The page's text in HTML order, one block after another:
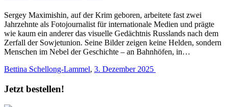
Sergey Maximishin, auf der Krim geboren, arbeitete fast zwei
Jahrzehnte als Fotojournalist für internationale Medien und prägte
wie kaum ein anderer das visuelle Gedächtnis Russlands nach dem
Zerfall der Sowjetunion. Seine Bilder zeigen keine Helden, sondern
Menschen im Nebel der Geschichte – an Bahnhöfen, in…
Bettina Schellong-Lammel, 3. Dezember 2025
Jetzt bestellen!